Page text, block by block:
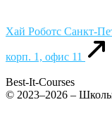
Хай Роботс Санкт-
корп. 1, офис 11
Best-It-Courses
© 2023–2026 –